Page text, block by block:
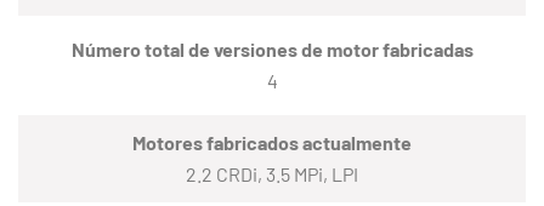
Número total de versiones de motor fabricadas
4
Motores fabricados actualmente
2.2 CRDi, 3.5 MPi, LPI